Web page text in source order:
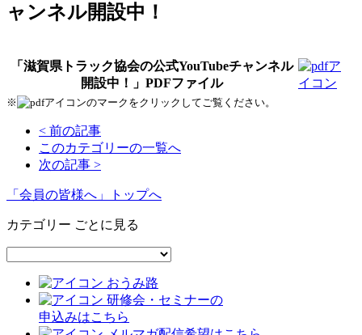
ャンネル開設中！
「滋賀県トラック協会の公式YouTubeチャンネル
開設中！」PDFファイル
※ のマークをクリックしてご覧ください。
< 前の記事
このカテゴリーの一覧へ
次の記事 >
「会員の皆様へ」トップへ
カテゴリー ごとに見る
おうみ路
研修会・セミナーの
申込みはこちら